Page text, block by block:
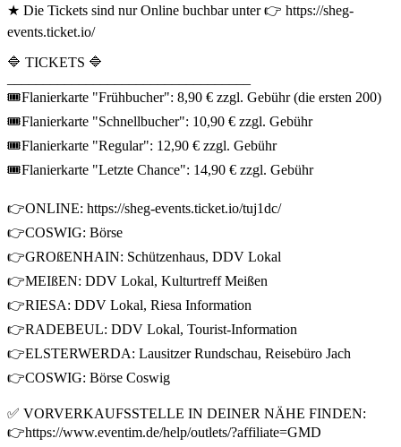
★ Die Tickets sind nur Online buchbar unter 👉 https://sheg-
events.ticket.io/
🔷 TICKETS 🔷
🎟Flanierkarte "Frühbucher": 8,90 € zzgl. Gebühr (die ersten 200)
🎟Flanierkarte "Schnellbucher": 10,90 € zzgl. Gebühr
🎟Flanierkarte "Regular": 12,90 € zzgl. Gebühr
🎟Flanierkarte "Letzte Chance": 14,90 € zzgl. Gebühr
👉ONLINE: https://sheg-events.ticket.io/tuj1dc/
👉COSWIG: Börse
👉GROßENHAIN: Schützenhaus, DDV Lokal
👉MEIßEN: DDV Lokal, Kulturtreff Meißen
👉RIESA: DDV Lokal, Riesa Information
👉RADEBEUL: DDV Lokal, Tourist-Information
👉ELSTERWERDA: Lausitzer Rundschau, Reisebüro Jach
👉COSWIG: Börse Coswig
✅ VORVERKAUFSSTELLE IN DEINER NÄHE FINDEN:
👉https://www.eventim.de/help/outlets/?affiliate=GMD